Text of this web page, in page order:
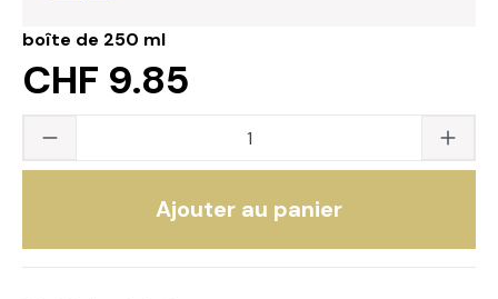
boîte de 250 ml
CHF 9.85
Quantité du produit : saisissez la valeur
Ajouter au panier